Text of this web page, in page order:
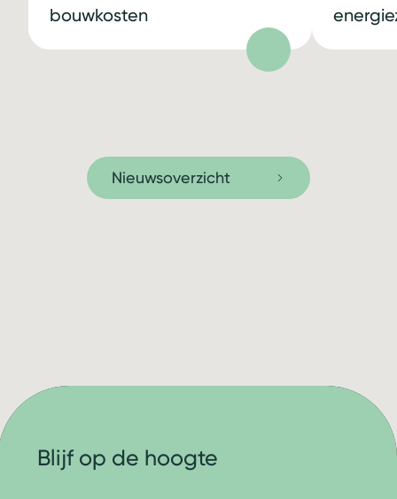
bouwkosten
Nieuwsoverzicht
Blijf op de hoogte